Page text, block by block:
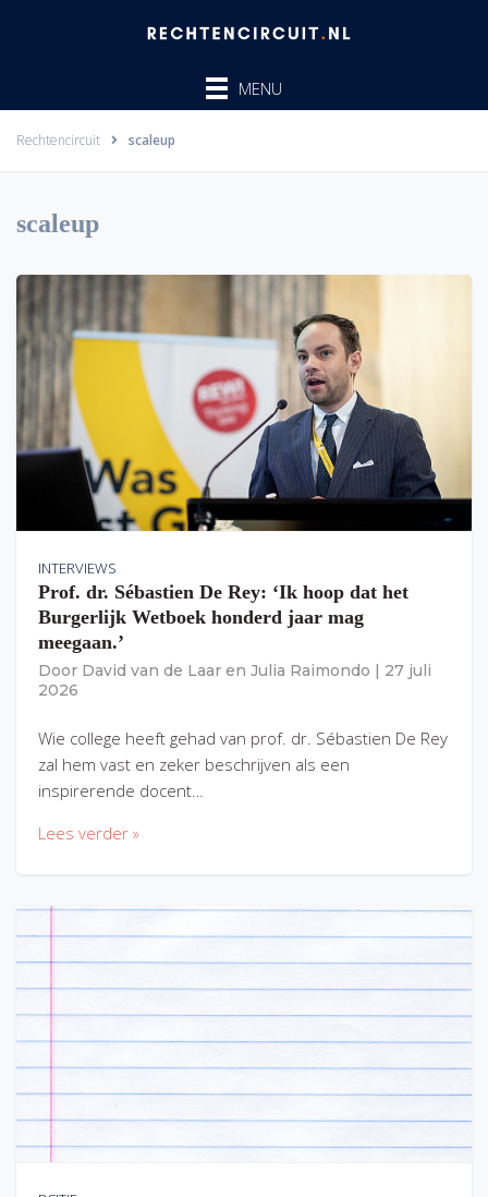
MENU
Rechtencircuit scaleup
scaleup
INTERVIEWS
Prof. dr. Sébastien De Rey: ‘Ik hoop dat het
Burgerlijk Wetboek honderd jaar mag
meegaan.’
Door David van de Laar en Julia Raimondo
27 juli
2026
Wie college heeft gehad van prof. dr. Sébastien De Rey
zal hem vast en zeker beschrijven als een
inspirerende docent…
Lees verder »